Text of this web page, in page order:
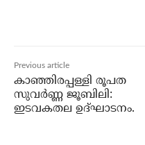
Previous article
കാഞ്ഞിരപ്പള്ളി രൂപത
സുവർണ്ണ ജൂബിലി:
ഇടവകതല ഉദ്ഘാടനം.